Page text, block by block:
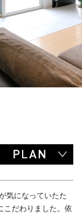
気になっていたた
こだわりました。依